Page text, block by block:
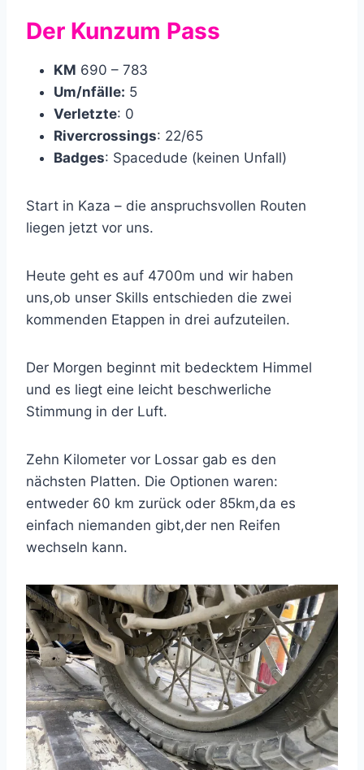
Der Kunzum Pass
KM 690 – 783
Um/nfälle: 5
Verletzte: 0
Rivercrossings: 22/65
Badges: Spacedude (keinen Unfall)
Start in Kaza – die anspruchsvollen Routen
liegen jetzt vor uns.
Heute geht es auf 4700m und wir haben
uns,ob unser Skills entschieden die zwei
kommenden Etappen in drei aufzuteilen.
Der Morgen beginnt mit bedecktem Himmel
und es liegt eine leicht beschwerliche
Stimmung in der Luft.
Zehn Kilometer vor Lossar gab es den
nächsten Platten. Die Optionen waren:
entweder 60 km zurück oder 85km,da es
einfach niemanden gibt,der nen Reifen
wechseln kann.